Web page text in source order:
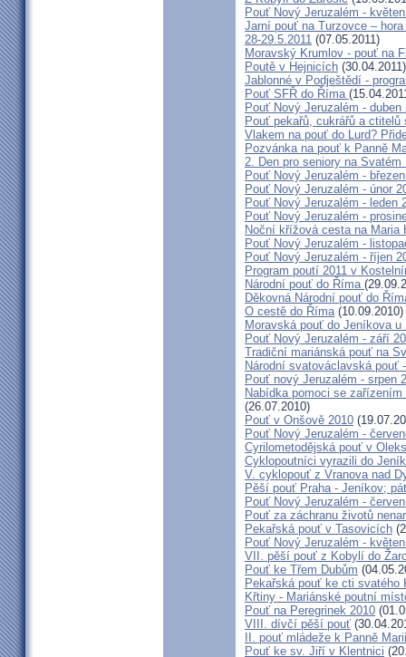
Pouť Nový Jeruzalém -
Jarní pouť na Turzovce –
28-29.5.2011 (07.05.2011)
Moravský Krumlov - pouť na
Poutě v Hejnicích (30.04.2011)
Jablonné v Podještědí -
Pouť SFŘ do Říma
Pouť Nový Jeruzalém - duben
Pouť pekařů, cukrářů a ctitelů
Vlakem na pouť do Lurd?
Pozvánka na pouť k Panně
2. Den pro seniory na
Pouť Nový Jeruzalém -
Pouť Nový Jeruzalém - únor
Pouť Nový Jeruzalém - leden
Pouť Nový Jeruzalém -
Noční křížová cesta na Maria
Pouť Nový Jeruzalém -
Pouť Nový Jeruzalém - říjen
Program poutí 2011 v
Národní pouť do Říma
Děkovná Národní pouť do
O cestě do Říma(10.09.2010)
Moravská pouť do Jeníkova u
Pouť Nový Jeruzalém - září
Tradiční mariánská pouť na
Národní svatováclavská pouť
Pouť nový Jeruzalém - srpen
Nabídka pomoci se
(26.07.2010)
Pouť v Onšově 2010
Pouť Nový Jeruzalém -
Cyrilometodějská pouť v
Cyklopoutníci vyrazili do
V. cyklopouť z Vranova nad
Pěší pouť Praha - Jeníkov;
Pouť Nový Jeruzalém -
Pouť za záchranu životů
Pekařská pouť v Tasovicích
Pouť Nový Jeruzalém -
VII. pěší pouť z Kobylí do
Pouť ke Třem Dubům
Pekařská pouť ke cti svatého
Křtiny - Mariánské poutní
Pouť na Peregrinek 2010
VIII. dívčí pěší pouť
II. pouť mládeže k Panně
Pouť ke sv. Jiří v Klentnici